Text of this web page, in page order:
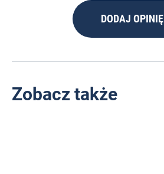
DODAJ OPINIĘ
Zobacz także